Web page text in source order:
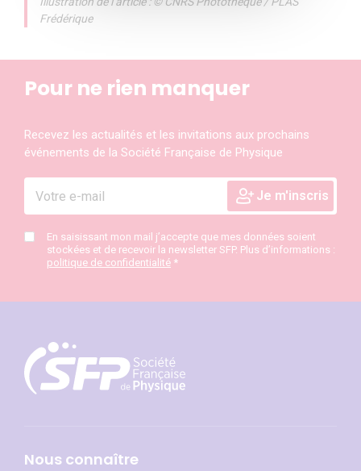
Frédérique
Pour ne rien manquer
Recevez les actualités et les invitations aux prochains
événements de la Société Française de Physique
En saisissant mon mail j’accepte que mes données soient
stockées et de recevoir la newsletter SFP. Plus d’informations :
politique de confidentialité *
Nous connaître